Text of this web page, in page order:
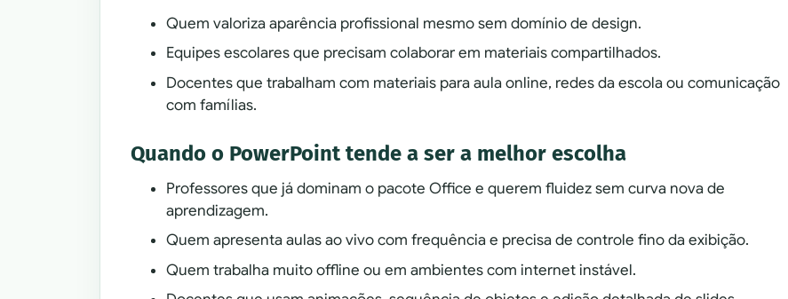
Quem valoriza aparência profissional mesmo sem domínio de design.
Equipes escolares que precisam colaborar em materiais compartilhados.
Docentes que trabalham com materiais para aula online, redes da escola ou comunicação
com famílias.
Quando o PowerPoint tende a ser a melhor escolha
Professores que já dominam o pacote Office e querem fluidez sem curva nova de
aprendizagem.
Quem apresenta aulas ao vivo com frequência e precisa de controle fino da exibição.
Quem trabalha muito offline ou em ambientes com internet instável.